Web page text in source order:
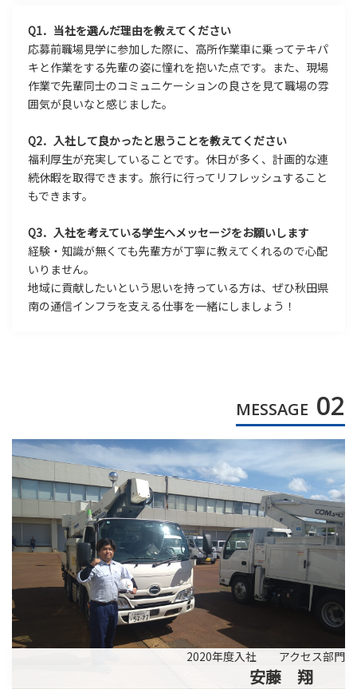
Q1．当社を選んだ理由を教えてください
応募前職場見学に参加した際に、高所作業車に乗ってテキパ
キと作業をする先輩の姿に憧れを抱いた点です。また、現場
作業で先輩同士のコミュニケーションの良さを見て職場の雰
囲気が良いなと感じました。
Q2．入社して良かったと思うことを教えてください
福利厚生が充実していることです。休日が多く、計画的な連
続休暇を取得できます。旅行に行ってリフレッシュすること
もできます。
Q3．入社を考えている学生へメッセージをお願いします
経験・知識が無くても先輩方が丁寧に教えてくれるので心配
いりません。
地域に貢献したいという思いを持っている方は、ぜひ秋田県
南の通信インフラを支える仕事を一緒にしましょう！
MESSAGE 02
2020年度入社 アクセス部門
安藤 翔